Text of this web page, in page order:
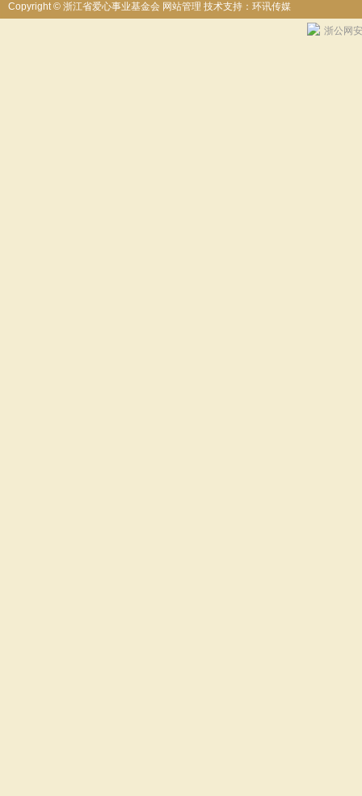
Copyright © 浙江省爱心事业基金会 网站管理 技术支持：环讯传媒
浙公网